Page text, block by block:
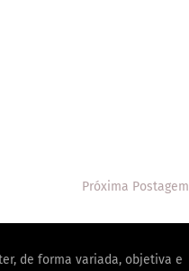
Próxima Postagem
de forma variada, objetiva e